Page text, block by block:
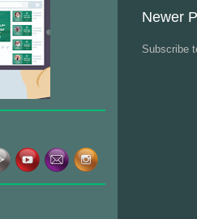
Newer
Subscribe